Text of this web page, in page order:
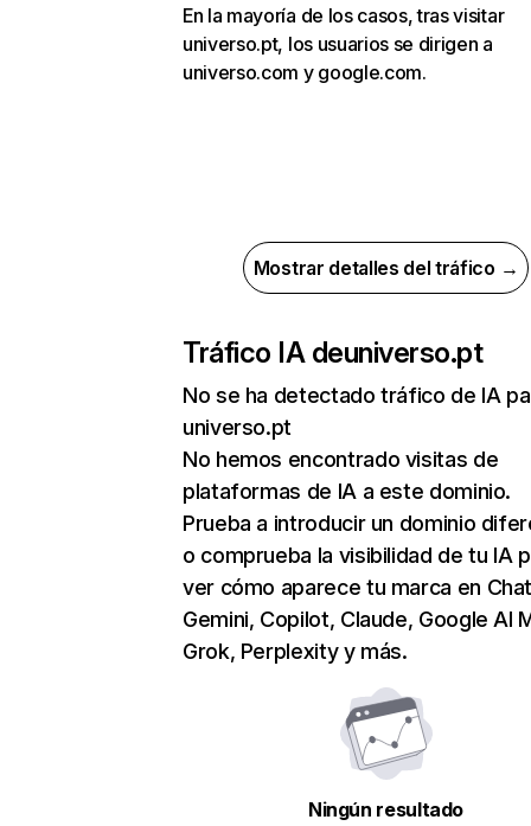
En la mayoría de los casos, tras visitar
universo.pt, los usuarios se dirigen a
universo.com y google.com.
Mostrar detalles del tráfico →
Tráfico IA deuniverso.pt
No se ha detectado tráfico de IA
universo.pt
No hemos encontrado visitas de
plataformas de IA a este dominio.
Prueba a introducir un dominio
o comprueba la visibilidad de tu IA
ver cómo aparece tu marca en
Gemini, Copilot, Claude, Google AI
Grok, Perplexity y más.
Ningún resultado